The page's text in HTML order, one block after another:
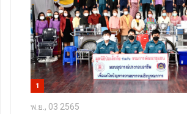
1
พ.ย., 03 2565